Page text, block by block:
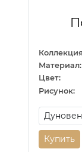
Материал:
Цвет:
Рисунок:
Купить